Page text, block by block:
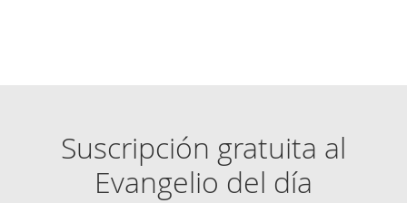
Suscripción gratuita al
Evangelio del día